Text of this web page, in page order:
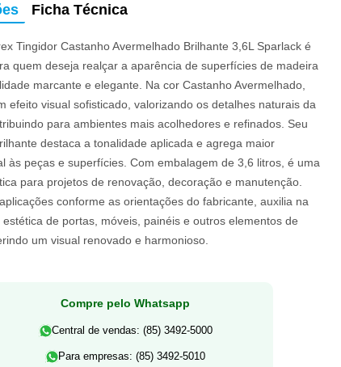
Ficha Técnica
Tingidor Castanho Avermelhado Brilhante 3,6L Sparlack é
quem deseja realçar a aparência de superfícies de madeira
marcante e elegante. Na cor Castanho Avermelhado,
efeito visual sofisticado, valorizando os detalhes naturais da
para ambientes mais acolhedores e refinados. Seu
destaca a tonalidade aplicada e agrega maior
às peças e superfícies. Com embalagem de 3,6 litros, é uma
para projetos de renovação, decoração e manutenção.
conforme as orientações do fabricante, auxilia na
de portas, móveis, painéis e outros elementos de
um visual renovado e harmonioso.
Compre pelo Whatsapp
Central de vendas: (85) 3492-5000
Para empresas: (85) 3492-5010